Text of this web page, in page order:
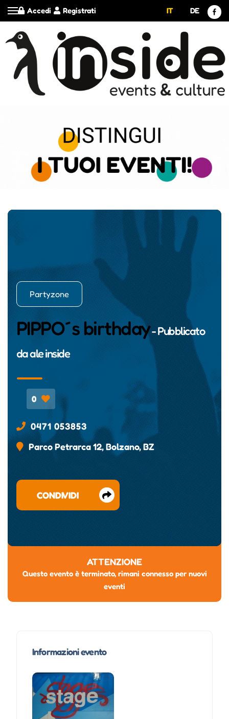
Registrati
Accedi IT DE
Partyzone
PIPPO´s birthday- Pubblicato
daale inside
0
0471 053853
Parco Petrarca 12, Bolzano, BZ
CONDIVIDI
ATTENZIONE
Questo evento è terminato, rimani connesso per nuovi
eventi
Informazioni evento